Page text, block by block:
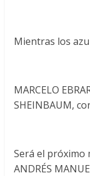
Mientras los
MARCELO
SHEINBAUM,
Será el próximo
ANDRÉS